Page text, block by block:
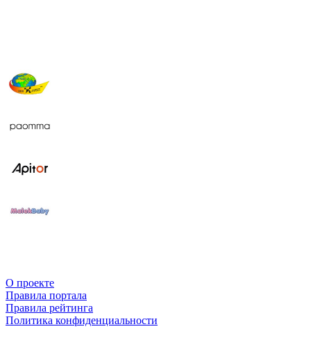
О проекте
Правила портала
Правила рейтинга
Политика конфиденциальности